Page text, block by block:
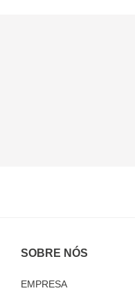
SOBRE NÓS
EMPRESA